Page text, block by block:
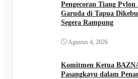
Pengecoran Tiang
Garuda di Tapua
Segera Rampung
Agustus 4, 2026
Komitmen Ketua
Pasangkayu dalam